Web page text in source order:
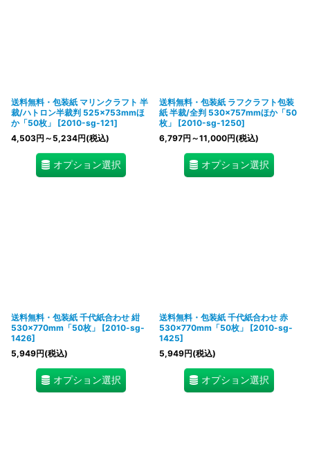
送料無料・包装紙 マリンクラフト 半
裁/ハトロン半裁判 525×753mmほ
か「50枚」
[2010-sg-121]
4,503円 ～5,234円(税込)
オプション選択
送料無料・包装紙 ラフクラフト包装
紙 半裁/全判 530×757mmほか「50
枚」
[2010-sg-1250]
6,797円 ～11,000円(税込)
オプション選択
送料無料・包装紙 千代紙合わせ 紺
530×770mm「50枚」
[2010-sg-
1426]
5,949円(税込)
オプション選択
送料無料・包装紙 千代紙合わせ 赤
530×770mm「50枚」
[2010-sg-
1425]
5,949円(税込)
オプション選択